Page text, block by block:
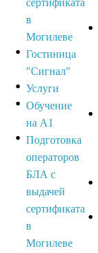
сертификата
в
Могилеве
Гостиница
"Сигнал"
Услуги
Обучение
на А1
Подготовка
операторов
БЛА с
выдачей
сертификата
в
Могилеве